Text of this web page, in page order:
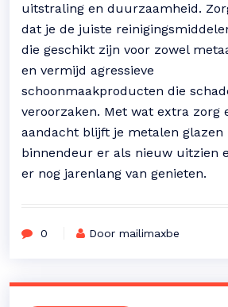
uitstraling en duurzaamheid.
dat je de juiste
die geschikt zijn voor zowel
en vermijd agressieve
schoonmaakproducten die
veroorzaken. Met wat extra zorg
aandacht blijft je metalen glazen
binnendeur er als nieuw uitzien
er nog jarenlang van genieten.
0 Door mailimaxbe